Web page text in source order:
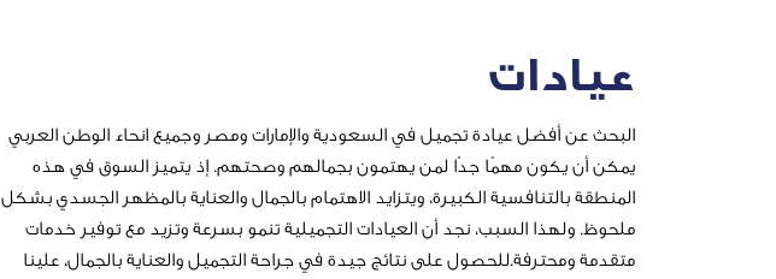
عيادات
البحث عن أفضل عيادة تجميل في السعودية والإمارات ومصر وجميع انحاء الوطن العربي
يمكن أن يكون مهمًا جدًا لمن يهتمون بجمالهم وصحتهم. إذ يتميز السوق في هذه
المنطقة بالتنافسية الكبيرة، ويتزايد الاهتمام بالجمال والعناية بالمظهر الجسدي بشكل
ملحوظ. ولهذا السبب، نجد أن العيادات التجميلية تنمو بسرعة وتزيد مع توفير خدمات
متقدمة ومحترفة.للحصول على نتائج جيدة في جراحة التجميل والعناية بالجمال، علينا